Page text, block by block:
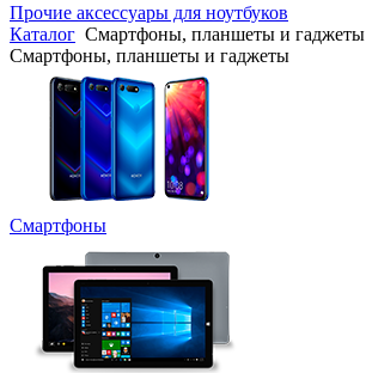
Прочие аксессуары для ноутбуков
Каталог Смартфоны, планшеты и гаджеты
Смартфоны, планшеты и гаджеты
Смартфоны